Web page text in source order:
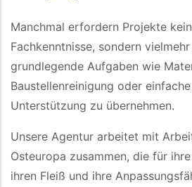
Manchmal erfordern Projekte
Fachkenntnisse, sondern
grundlegende Aufgaben wie
Baustellenreinigung oder
Unterstützung zu übernehmen.
Unsere Agentur arbeitet mit
Osteuropa zusammen, die für
ihren Fleiß und ihre